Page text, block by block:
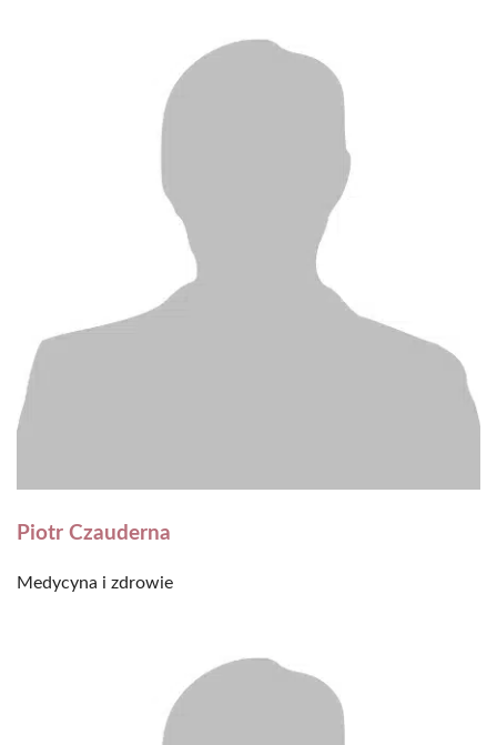
Piotr Czauderna
Medycyna i zdrowie